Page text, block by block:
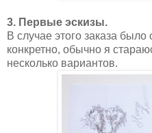
3. Первые эскизы.
В случае этого заказа
конкретно, обычно я
несколько вариантов.